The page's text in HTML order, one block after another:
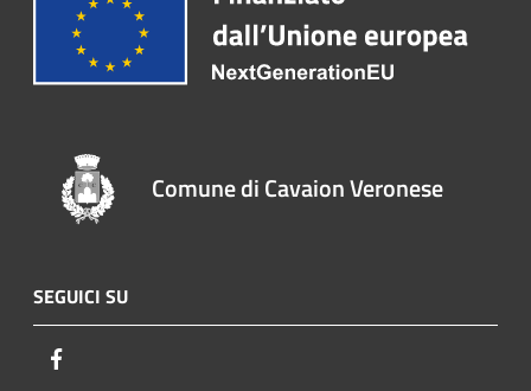
Comune di Cavaion Veronese
SEGUICI SU